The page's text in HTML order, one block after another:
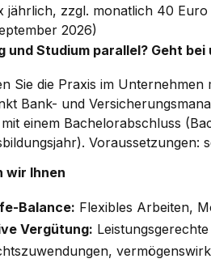
jährlich, zzgl. monatlich 40
2026)
und Studium parallel? Geht bei
Sie die Praxis im
Bank- und
einem Bachelorabschluss
Voraussetzungen:
wir Ihnen
Balance: Flexibles Arbeiten,
Vergütung: